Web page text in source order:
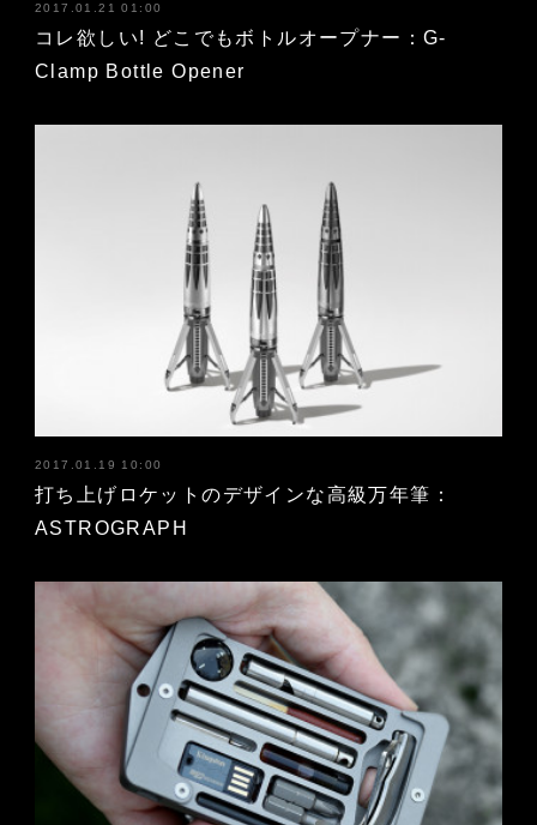
2017.01.21 01:00
コレ欲しい! どこでもボトルオープナー：G-
Clamp Bottle Opener
2017.01.19 10:00
打ち上げロケットのデザインな高級万年筆：
ASTROGRAPH